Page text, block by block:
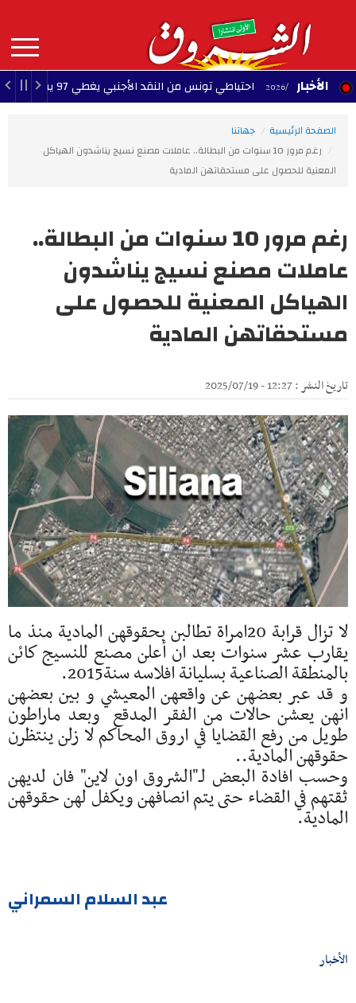
contenu
principal
MAIN
NAVIGATION الأخبار احتياطي تونس من النقد الأجنبي يغطي 97 يوم توريد 08/07
الصفحة الرئيسية
جهاتنا
رغم مرور 10 سنوات من البطالة.. عاملات مصنع نسيج يناشدون الهياكل
المعنية للحصول على مستحقاتهن المادية‎
رغم مرور 10 سنوات من البطالة..
عاملات مصنع نسيج يناشدون
الهياكل المعنية للحصول على
مستحقاتهن المادية‎
تاريخ النشر : 12:27 - 2025/07/19
لا تزال قرابة 20امراة تطالبن بحقوقهن المادية منذ ما
يقارب عشر سنوات بعد ان أعلن مصنع للنسيج كائن
بالمنطقة الصناعية بسليانة افلاسه سنة2015.
و قد عبر بعضهن عن واقعهن المعيشي و بين بعضهن
انهن يعشن حالات من الفقر المدقع وبعد ماراطون
طويل من رفع القضايا في اروق المحاكم لا زلن ينتظرن
حقوقهن المادية..
وحسب افادة البعض لـ"الشروق اون لاين" فان لديهن
ثقتهم في القضاء حتى يتم انصافهن ويكفل لهن حقوقهن
المادية.
عبد السلام السمراني
الأخبار